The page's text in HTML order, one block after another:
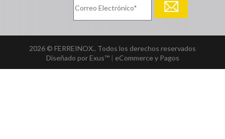
2026 © FERREINOX.. Todos los derechos reservados
Diseñado por Exus™| eCommerce y Pagos